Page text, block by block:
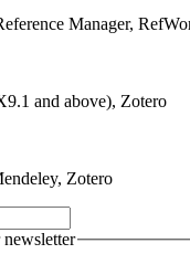
Manager,
and above), Zotero
Zotero
newsletter